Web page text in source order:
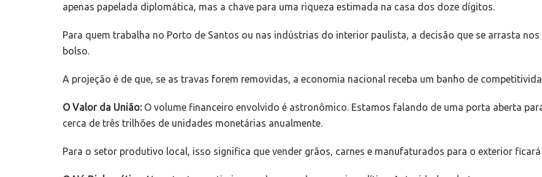
apenas papelada diplomática, mas a chave para uma riqueza estimada na casa dos doze dígitos.
Para quem trabalha no Porto de Santos ou nas indústrias do interior paulista, a decisão que se arrasta
bolso.
A projeção é de que, se as travas forem removidas, a economia nacional receba um banho de
O Valor da União:O volume financeiro envolvido é astronômico. Estamos falando de uma porta aberta
cerca de três trilhões de unidades monetárias anualmente.
Para o setor produtivo local, isso significa que vender grãos, carnes e manufaturados para o exterior